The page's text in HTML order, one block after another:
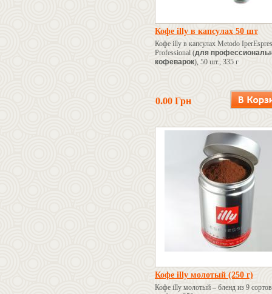
Кофе illy в капсулах 50 шт
Кофе illy в капсулах Metodo
Professional (для
кофеварок), 50 шт., 335 г
0.00 Грн
Кофе illy молотый (250 г)
Кофе illy молотый – бленд из 9